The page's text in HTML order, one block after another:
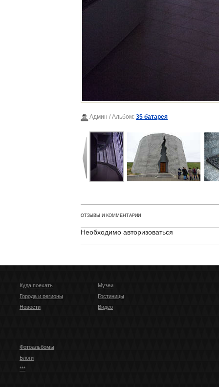
Админ / Альбом: 35 батарея
ОТЗЫВЫ И КОММЕНТАРИИ
Необходимо авторизоваться
Куда поехать
Города и регионы
Новости
Музеи
Гостиницы
Видео
Фотоальбомы
Блоги
***